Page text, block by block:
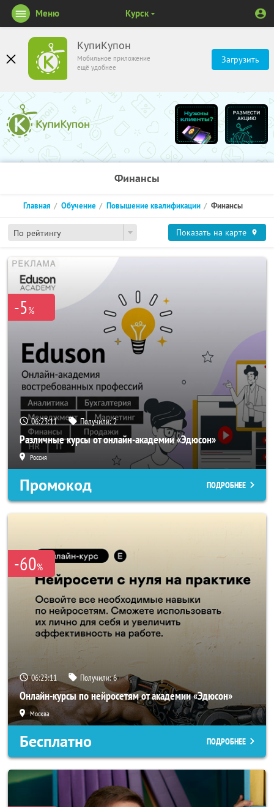
КупиКупон
Мобильное приложение
ещё удобнее
Загрузить
Меню Курск
Финансы
По рейтингу
Главная Обучение Повышение квалификации Финансы
Показать на карте
-5%
06:23:11 Получили:2
Различные курсы от онлайн-академии «Эдюсон»
Россия
Промокод ПОДРОБНЕЕ
-60%
06:23:11 Получили:6
Онлайн-курсы по нейросетям от академии «Эдюсон»
Москва
Бесплатно ПОДРОБНЕЕ